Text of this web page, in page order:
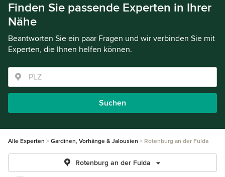
Finden Sie passende Experten in Ihrer
Nähe
Beantworten Sie ein paar Fragen und wir verbinden Sie mit
Experten, die Ihnen helfen können.
Suchen
Alle Experten Gardinen, Vorhänge & Jalousien Rotenburg an der Fulda
Rotenburg an der Fulda